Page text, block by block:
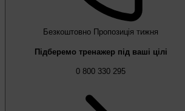
Безкоштовно Пропозиція тижня
Підберемо тренажер під ваші цілі
0 800 330 295